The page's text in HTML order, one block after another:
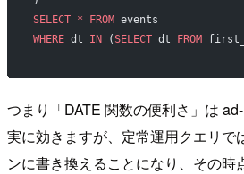
SELECT * FROM events
WHERE dt IN (SELECT dt FROM
つまり「DATE 関数の便利さ」は
実に効きますが、定常運用クエリで
ンに書き換えることになり、その時